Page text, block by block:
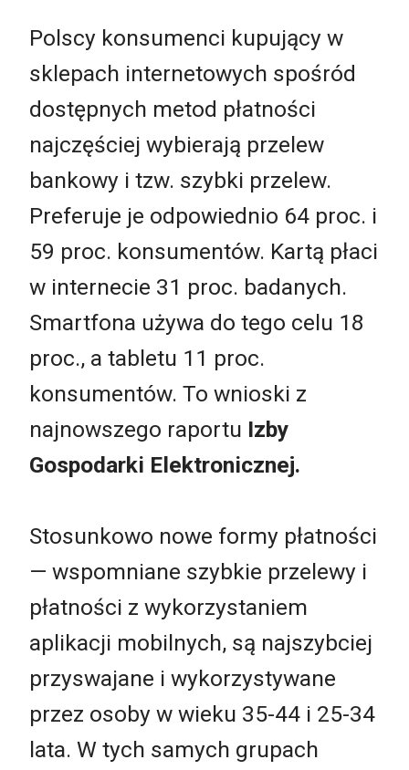
Polscy konsumenci kupujący w
sklepach internetowych spośród
dostępnych metod płatności
najczęściej wybierają przelew
bankowy i tzw. szybki przelew.
Preferuje je odpowiednio 64 proc. i
59 proc. konsumentów. Kartą płaci
w internecie 31 proc. badanych.
Smartfona używa do tego celu 18
proc., a tabletu 11 proc.
konsumentów. To wnioski z
najnowszego raportu Izby
Gospodarki Elektronicznej.
Stosunkowo nowe formy płatności
— wspomniane szybkie przelewy i
płatności z wykorzystaniem
aplikacji mobilnych, są najszybciej
przyswajane i wykorzystywane
przez osoby w wieku 35-44 i 25-34
lata. W tych samych grupach